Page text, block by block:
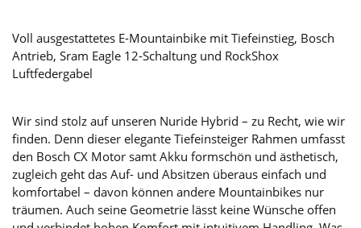
Voll ausgestattetes E-Mountainbike mit Tiefeinstieg, Bosch
Antrieb, Sram Eagle 12-Schaltung und RockShox
Luftfedergabel
Wir sind stolz auf unseren Nuride Hybrid – zu Recht, wie wir
finden. Denn dieser elegante Tiefeinsteiger Rahmen umfasst
den Bosch CX Motor samt Akku formschön und ästhetisch,
zugleich geht das Auf- und Absitzen überaus einfach und
komfortabel – davon können andere Mountainbikes nur
träumen. Auch seine Geometrie lässt keine Wünsche offen